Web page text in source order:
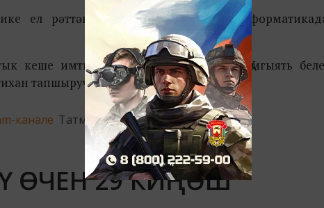
ел рәттән кими. Аның каравы,
кеше имтихан тапшырырга җыена. Җәмгыять
тапшыручылар саны күп.
канале Татмедиа
ӨЧЕН 29 КИҢӘШ